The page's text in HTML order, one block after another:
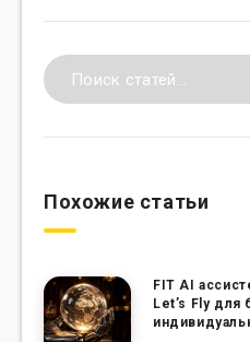
Похожие статьи
FIT AI
Let’s Fly для